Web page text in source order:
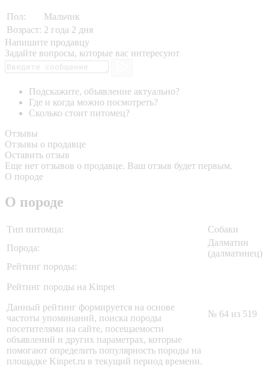
Пол:
Мальчик
Возраст: 2 года 2 дня
Напишите продавцу
Задайте вопросы, которые вас интересуют
Подскажите, объявление актуально?
Где и когда можно посмотреть?
Сколько стоит питомец?
Отзывы
Отзывы о продавце
Оставить отзыв
Еще нет отзывов о продавце. Ваш отзыв будет первым.
О породе
О породе
Тип питомца:
Собаки
Порода:
Далматин
(далматинец)
Рейтинг породы:
Рейтинг породы на Kinpet
Данный рейтинг формируется на основе
частоты упоминаний, поиска породы
посетителями на сайте, посещаемости
объявлений и других параметрах, которые
помогают определить популярность породы на
площадке Kinpet.ru в текущий период времени.
№ 64 из 519